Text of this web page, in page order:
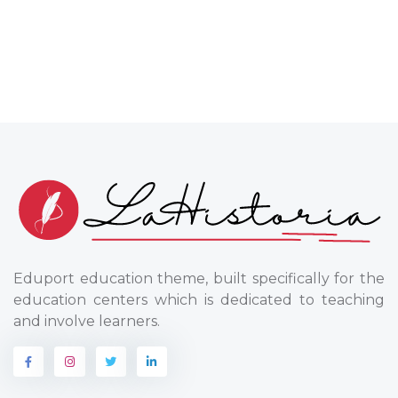
Eduport education theme, built specifically for the
education centers which is dedicated to teaching
and involve learners.